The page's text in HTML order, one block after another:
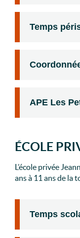
Temps
APE Les
ÉCOLE
L’école privée
ans à 11 ans de la
Temps